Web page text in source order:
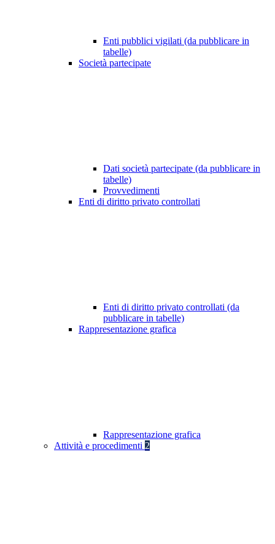
Enti pubblici vigilati (da pubblicare in
tabelle)
Società partecipate
Dati società partecipate (da pubblicare in
tabelle)
Provvedimenti
Enti di diritto privato controllati
Enti di diritto privato controllati (da
pubblicare in tabelle)
Rappresentazione grafica
Rappresentazione grafica
Attività e procedimenti 2